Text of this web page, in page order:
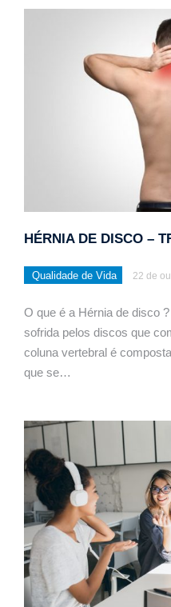
HÉRNIA DE DISCO –
Qualidade de Vida 22 de
O que é a Hérnia de disco
sofrida pelos discos que
coluna vertebral é
que se…